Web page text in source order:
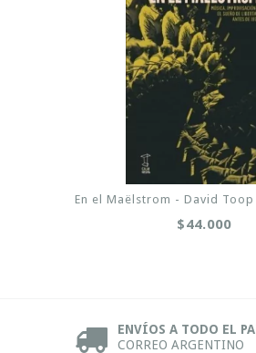
En el Maëlstrom - David
$44.000
ENVÍOS A TODO EL
CORREO ARGENTINO